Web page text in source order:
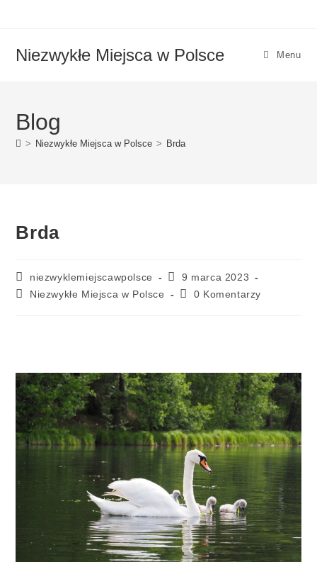
Niezwykłe Miejsca w Polsce Menu
Blog
> Niezwykłe Miejsca w Polsce > Brda
Brda
niezwyklemiejscawpolsce
9 marca 2023
Niezwykłe Miejsca w Polsce
0 Komentarzy